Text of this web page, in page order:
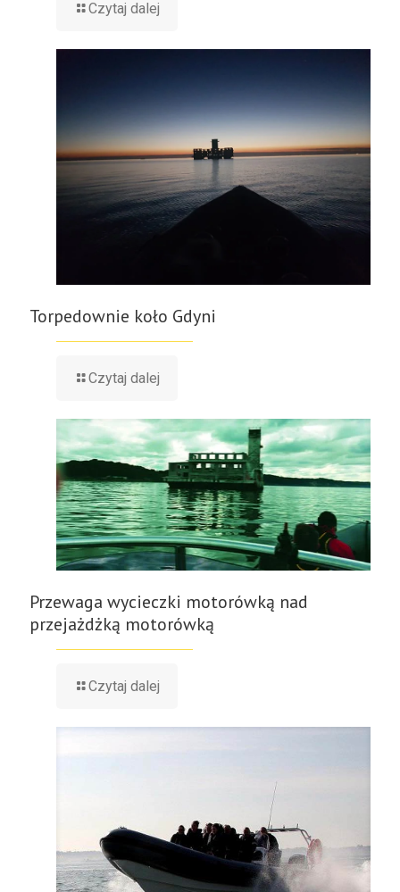
Czytaj dalej
Torpedownie koło Gdyni
Czytaj dalej
Przewaga wycieczki motorówką nad
przejażdżką motorówką
Czytaj dalej